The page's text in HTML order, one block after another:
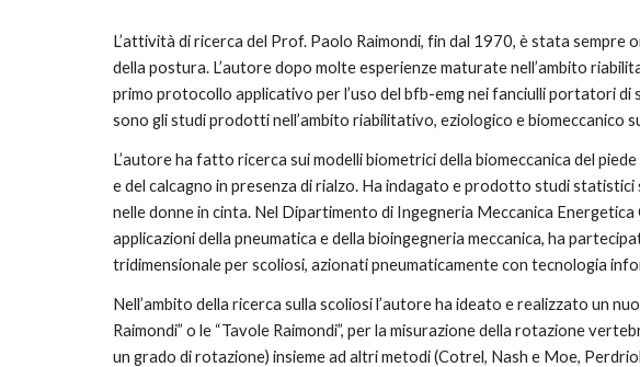
L’attività di ricerca del Prof. Paolo Raimondi, fin dal 1970, è stata
della postura. L’autore dopo molte esperienze maturate nell’ambito
primo protocollo applicativo per l’uso del bfb-emg nei fanciulli portatori
sono gli studi prodotti nell’ambito riabilitativo, eziologico e biomeccanico
L’autore ha fatto ricerca sui modelli biometrici della biomeccanica del
e del calcagno in presenza di rialzo. Ha indagato e prodotto studi
nelle donne in cinta. Nel Dipartimento di Ingegneria Meccanica
applicazioni della pneumatica e della bioingegneria meccanica, ha
tridimensionale per scoliosi, azionati pneumaticamente con tecnologia
Nell’ambito della ricerca sulla scoliosi l’autore ha ideato e realizzato un
Raimondi” o le “Tavole Raimondi”, per la misurazione della rotazione
un grado di rotazione) insieme ad altri metodi (Cotrel, Nash e Moe,